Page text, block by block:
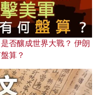
否釀成世界大戰？ 伊朗
算？